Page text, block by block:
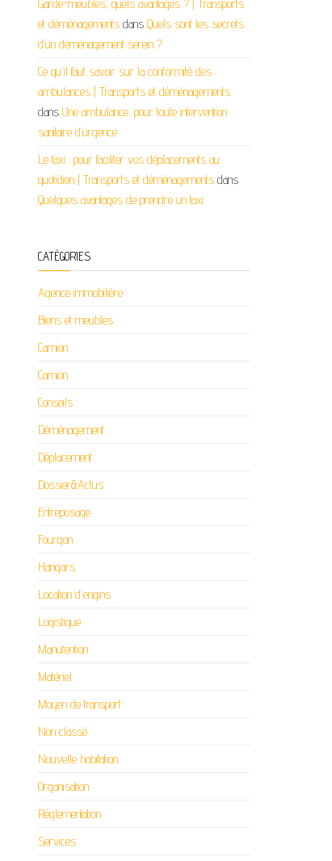
Garde-meubles, quels avantages ? | Transports
et déménagementsdans Quels sont les secrets
d’un déménagement serein ?
Ce qu'il faut savoir sur la conformité des
ambulances | Transports et déménagements
dans Une ambulance, pour toute intervention
sanitaire d’urgence
Le taxi : pour faciliter vos déplacements au
quotidien | Transports et déménagementsdans
Quelques avantages de prendre un taxi
CATÉGORIES
Agence immobilière
Biens et meubles
Camion
Camion
Conseils
Déménagement
Déplacement
Dossier&Actus
Entreposage
Fourgon
Hangars
Location d'engins
Logistique
Manutention
Matériel
Moyen de transport
Non classé
Nouvelle habitation
Organisation
Réglementation
Services